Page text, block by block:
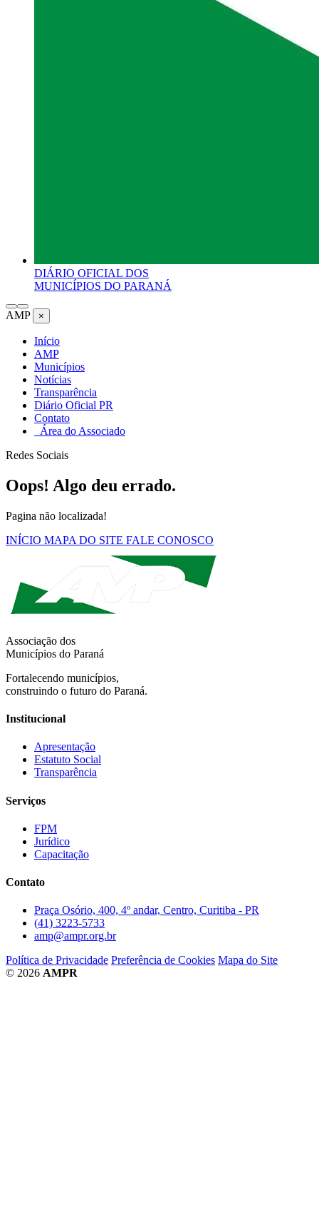
DIÁRIO OFICIAL DOS
MUNICÍPIOS DO PARANÁ
AMP ×
Início
AMP
Municípios
Notícias
Transparência
Diário Oficial PR
Contato
Área do Associado
Redes Sociais
Oops! Algo deu errado.
Pagina não localizada!
INÍCIO MAPA DO SITE FALE CONOSCO
Associação dos
Municípios do Paraná
Fortalecendo municípios,
construindo o futuro do Paraná.
Institucional
Apresentação
Estatuto Social
Transparência
Serviços
FPM
Jurídico
Capacitação
Contato
Praça Osório, 400, 4º andar, Centro, Curitiba - PR
(41) 3223-5733
amp@ampr.org.br
Política de Privacidade Preferência de Cookies Mapa do Site
© 2026 AMPR